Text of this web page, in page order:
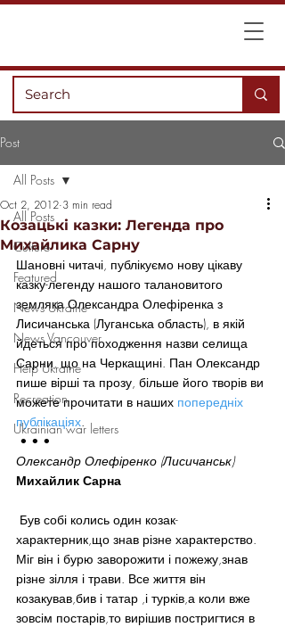
Post
All Posts
Culture
Featured
News Ukraine
News Vancouver
Help Ukraine
Recreation
Ukrainian war letters
All Posts
Козацькі казки: Легенда про
Михайлика Сарну
Oct 2, 2012 3 min read
Шановні читачі, публікуємо нову цікаву
казку-легенду нашого талановитого
земляка Олександра Олефіренка з
Лисичанська (Луганська область), в якій
йдеться про походження назви селища
Сарни, що на Черкащині. Пан Олександр
пише вірші та прозу, більше його творів ви
можете прочитати в наших попередніх
публікаціях.
• • •
Олександр Олефіренко (Лисичанськ)
Михайлик Сарна
характерник,що знав різне характерство.
Міг він і бурю заворожити і пожежу,знав
різне зілля і трави. Все життя він
козакував,бив і татар ,і турків,а коли вже
зовсім постарів,то вирішив постригтися в